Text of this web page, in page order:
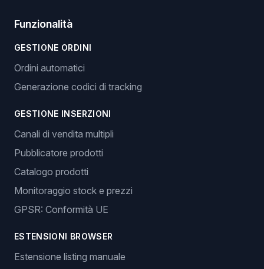
Funzionalità
GESTIONE ORDINI
Ordini automatici
Generazione codici di tracking
GESTIONE INSERZIONI
Canali di vendita multipli
Pubblicatore prodotti
Catalogo prodotti
Monitoraggio stock e prezzi
GPSR: Conformità UE
ESTENSIONI BROWSER
Estensione listing manuale